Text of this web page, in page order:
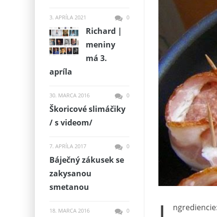
3. APRÍLA 2021 0
Richard |
meniny
má 3.
apríla
30. MARCA 2016 0
Škoricové slimáčiky
/ s videom/
7. APRÍLA 2017 0
Báječný zákusek se
zakysanou
smetanou
18. MARCA 2016 0